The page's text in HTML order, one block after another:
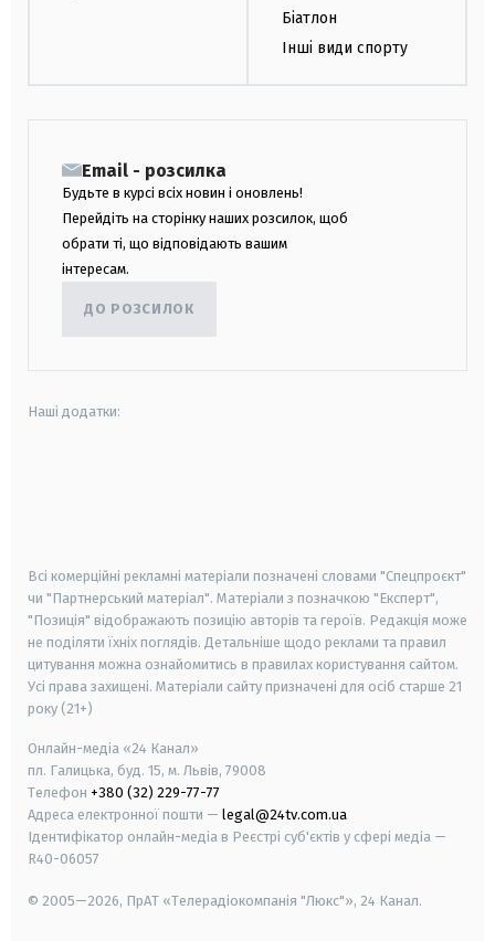
Біатлон
Інші види спорту
Email - розсилка
Будьте в курсі всіх новин і оновлень!
Перейдіть на сторінку наших розсилок, щоб
обрати ті, що відповідають вашим
інтересам.
ДО РОЗСИЛОК
Наші додатки:
Всі комерційні рекламні матеріали позначені словами "Спецпроєкт"
чи "Партнерський матеріал". Матеріали з позначкою "Експерт",
"Позиція" відображають позицію авторів та героїв. Редакція може
не поділяти їхніх поглядів. Детальніше щодо реклами та правил
цитування можна ознайомитись в правилах користування сайтом.
Усі права захищені. Матеріали сайту призначені для осіб старше 21
року (21+)
Онлайн-медіа «24 Канал»
пл. Галицька, буд. 15, м. Львів, 79008
Телефон +380 (32) 229-77-77
Адреса електронної пошти — legal@24tv.com.ua
Ідентифікатор онлайн-медіа в Реєстрі суб'єктів у сфері медіа —
R40-06057
© 2005—2026, ПрАТ «Телерадіокомпанія "Люкс"», 24 Канал.